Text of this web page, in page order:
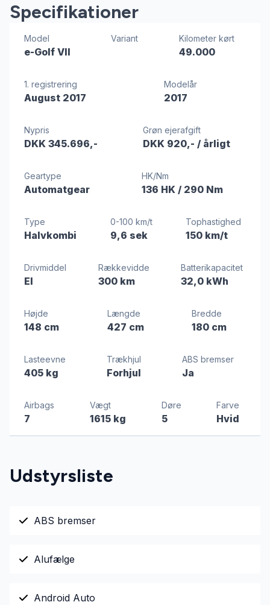
Specifikationer
Model
e-Golf VII
Variant Kilometer kørt
49.000
1. registrering
August 2017
Modelår
2017
Nypris
DKK 345.696,-
Grøn ejerafgift
DKK 920,- / årligt
Geartype
Automatgear
HK/Nm
136 HK / 290 Nm
Type
Halvkombi
0-100 km/t
9,6 sek
Tophastighed
150 km/t
Drivmiddel
El
Rækkevidde
300 km
Batterikapacitet
32,0 kWh
Højde
148 cm
Længde
427 cm
Bredde
180 cm
Lasteevne
405 kg
Trækhjul
Forhjul
ABS bremser
Ja
Airbags
7
Vægt
1615 kg
Døre
5
Farve
Hvid
Udstyrsliste
ABS bremser
Alufælge
Android Auto